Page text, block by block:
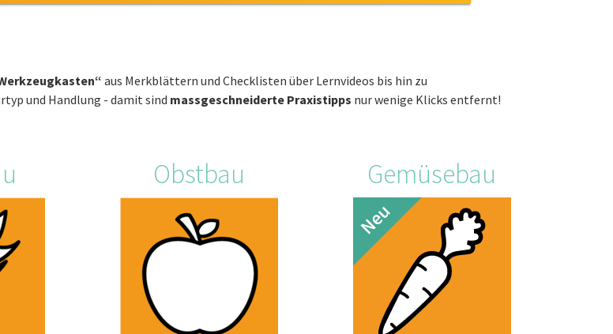
aus Merkblättern und Checklisten über Lernvideos bis hin zu
und Handlung - damit sind massgeschneiderte Praxistipps nur wenige Klicks entfernt!
Obstbau Gemüsebau